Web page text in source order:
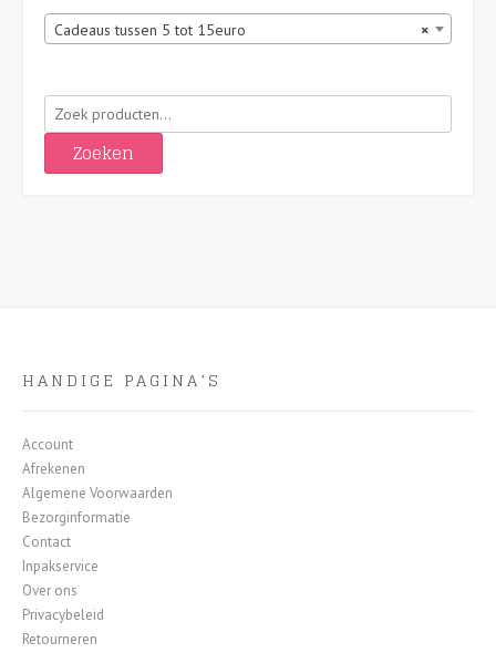
×
Cadeaus tussen 5 tot 15euro
Zoeken
naar:
Zoeken
HANDIGE PAGINA’S
Account
Afrekenen
Algemene Voorwaarden
Bezorginformatie
Contact
Inpakservice
Over ons
Privacybeleid
Retourneren